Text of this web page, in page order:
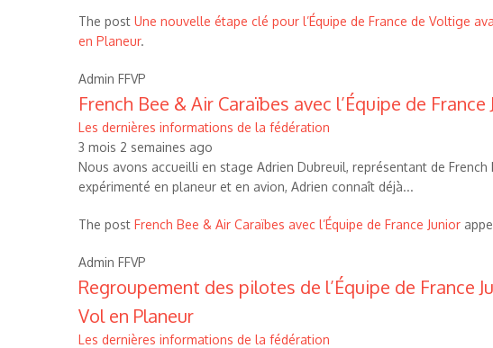
The post Une nouvelle étape clé pour l’Équipe de France de Voltige
en Planeur.
Admin FFVP
French Bee & Air Caraïbes avec l’Équipe de France
Les dernières informations de la fédération
3 mois 2 semaines ago
Nous avons accueilli en stage Adrien Dubreuil, représentant de
expérimenté en planeur et en avion, Adrien connaît déjà...
The post French Bee & Air Caraïbes avec l’Équipe de France Junior
Admin FFVP
Regroupement des pilotes de l’Équipe de France
Vol en Planeur
Les dernières informations de la fédération